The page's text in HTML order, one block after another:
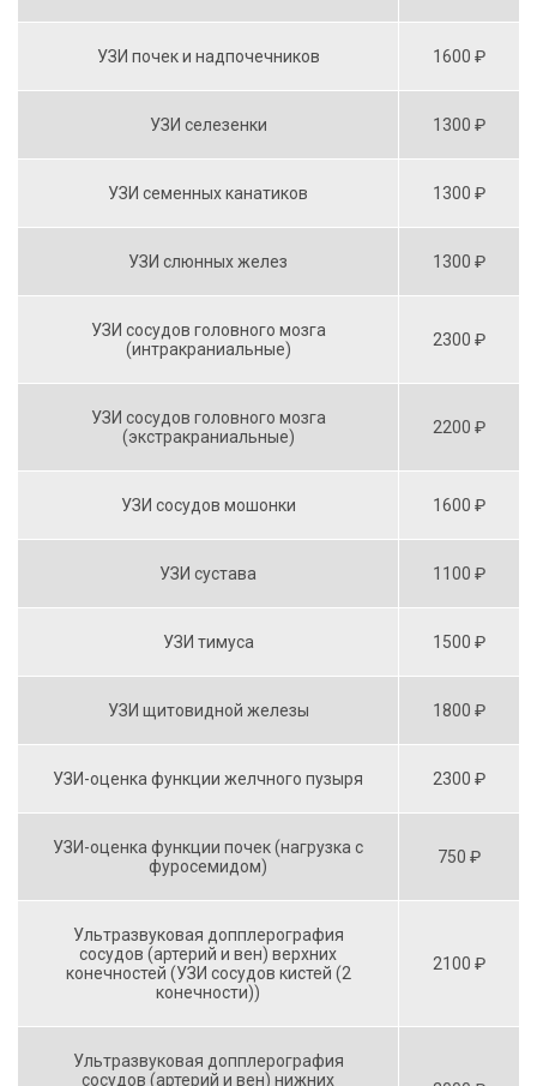
УЗИ почек и надпочечников 1600 ₽
УЗИ селезенки 1300 ₽
УЗИ семенных канатиков 1300 ₽
УЗИ слюнных желез 1300 ₽
УЗИ сосудов головного мозга
(интракраниальные)
2300 ₽
УЗИ сосудов головного мозга
(экстракраниальные)
2200 ₽
УЗИ сосудов мошонки 1600 ₽
УЗИ сустава 1100 ₽
УЗИ тимуса 1500 ₽
УЗИ щитовидной железы 1800 ₽
УЗИ-оценка функции желчного пузыря 2300 ₽
УЗИ-оценка функции почек (нагрузка с
фуросемидом)
750 ₽
Ультразвуковая допплерография
сосудов (артерий и вен) верхних
конечностей (УЗИ сосудов кистей (2
конечности))
2100 ₽
Ультразвуковая допплерография
сосудов (артерий и вен) нижних